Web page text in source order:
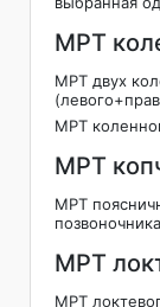
МРТ
МРТ двух
МРТ
МРТ
МРТ
МРТ
МРТ